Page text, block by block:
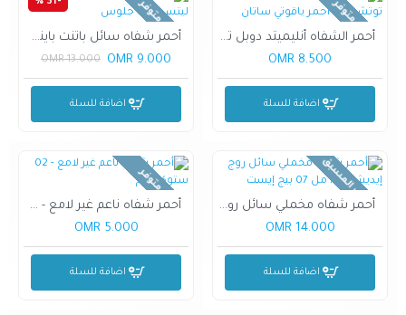
غير متوفر
أحمر الشفاه أنليميتد دوبل توتش 106 أحمر ياقوتي ساتان
8.500 OMR
اضافة للسلة
غير متوفر
أحمر شفاه سائل باتنت باينت ليتس جيت جلوس
9.000 OMR
13.000 OMR
اضافة للسلة
بالطلب المسبق
أحمر شفاه مخملي سائل روج إيديشن 7.7 مل 07 بيج إيست
14.000 OMR
اضافة للسلة
غير متوفر
أحمر شفاه ناعم غير لامع - 02 ستوكهولم
5.000 OMR
اضافة للسلة